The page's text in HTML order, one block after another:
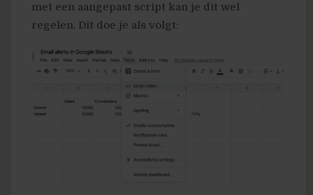
met een aangepast script kan je dit wel
regelen. Dit doe je als volgt: